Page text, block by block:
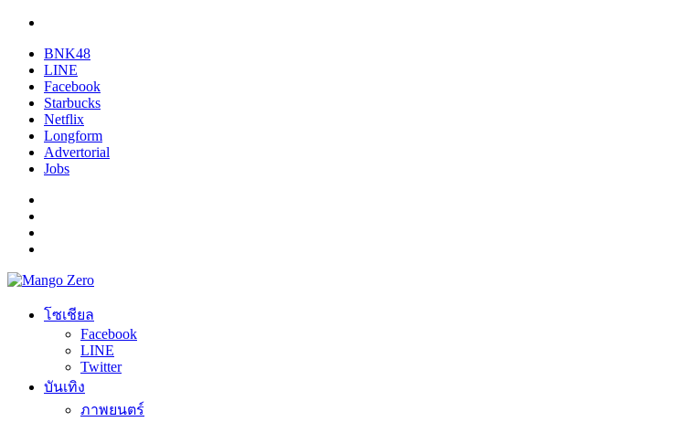
BNK48
LINE
Facebook
Starbucks
Netflix
Longform
Advertorial
Jobs
โซเชียล
Facebook
LINE
Twitter
บันเทิง
ภาพยนตร์